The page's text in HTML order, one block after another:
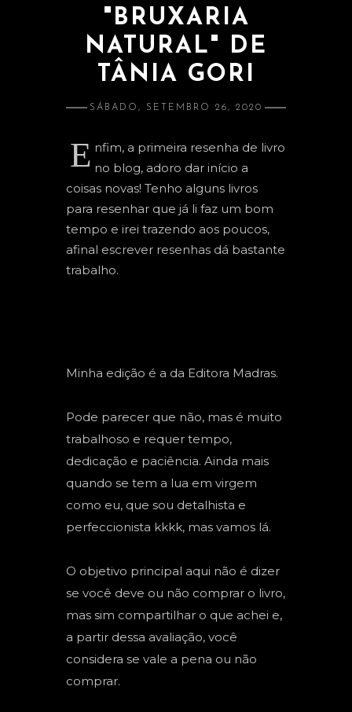
ATRAÇÃO E AMOR PRÓPRIO
BANIMENTO
CLARIVIDÊNCIA
DINHEIRO
PROSPERIDADE
SAÚDE
BARALHO VOVÓ CIGANA
RUNAS DE BRUXA
GRIMÓRIO
"BRUXARIA
NATURAL" DE
TÂNIA GORI
SÁBADO, SETEMBRO 26, 2020
E nfim, a primeira resenha de livro
no blog, adoro dar início a
coisas novas! Tenho alguns livros
para resenhar que já li faz um bom
tempo e irei trazendo aos poucos,
afinal escrever resenhas dá bastante
trabalho.
Minha edição é a da Editora Madras.
Pode parecer que não, mas é muito
trabalhoso e requer tempo,
dedicação e paciência. Ainda mais
quando se tem a lua em virgem
como eu, que sou detalhista e
perfeccionista kkkk, mas vamos lá.
O objetivo principal aqui não é dizer
se você deve ou não comprar o livro,
mas sim compartilhar o que achei e,
a partir dessa avaliação, você
considera se vale a pena ou não
comprar.